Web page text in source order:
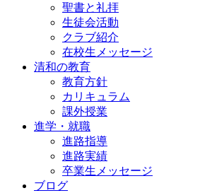
聖書と礼拝
生徒会活動
クラブ紹介
在校生メッセージ
清和の教育
教育方針
カリキュラム
課外授業
進学・就職
進路指導
進路実績
卒業生メッセージ
ブログ